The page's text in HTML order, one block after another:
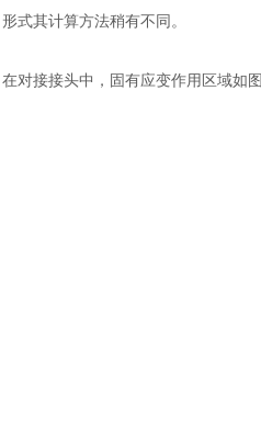
形式其计算方法稍有不同。
在对接接头中，固有应变作用区域如图